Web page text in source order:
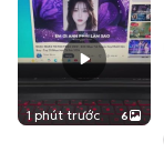
1 phút trước 6